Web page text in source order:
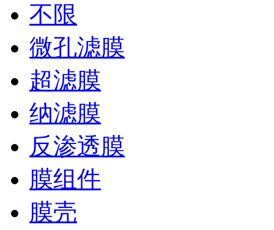
不限
微孔滤膜
超滤膜
纳滤膜
反渗透膜
膜组件
膜壳